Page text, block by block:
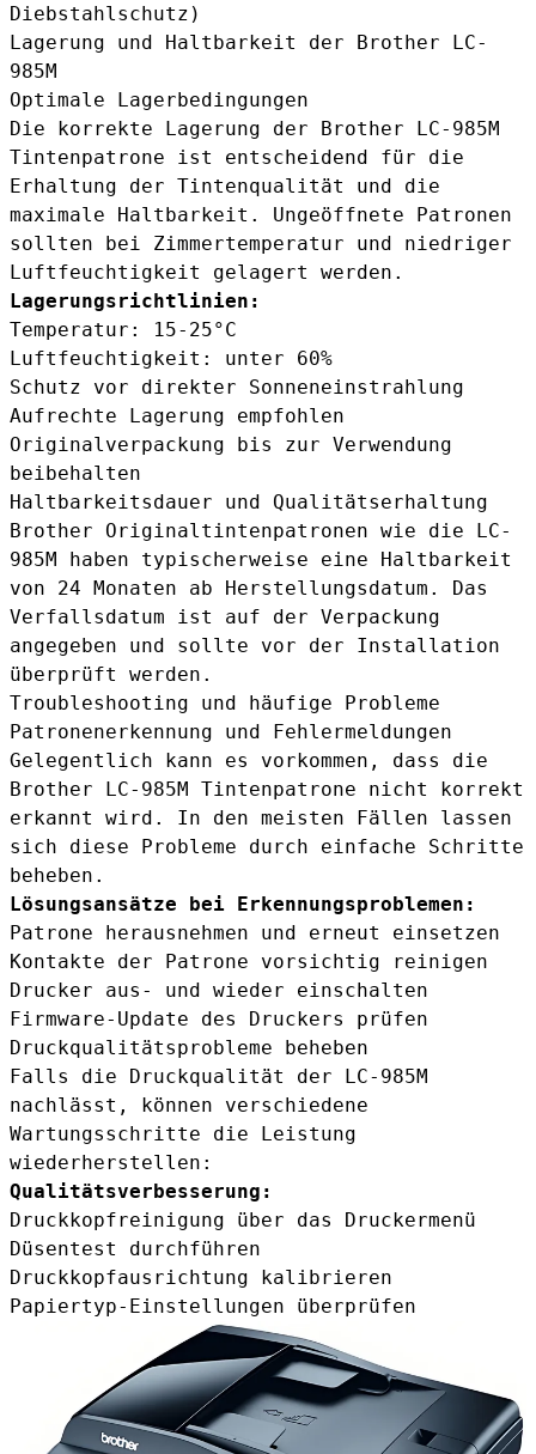
Diebstahlschutz)
Lagerung und Haltbarkeit der Brother LC-
985M
Optimale Lagerbedingungen
Die korrekte Lagerung der Brother LC-985M
Tintenpatrone ist entscheidend für die
Erhaltung der Tintenqualität und die
maximale Haltbarkeit. Ungeöffnete Patronen
sollten bei Zimmertemperatur und niedriger
Luftfeuchtigkeit gelagert werden.
Lagerungsrichtlinien:
Temperatur: 15-25°C
Luftfeuchtigkeit: unter 60%
Schutz vor direkter Sonneneinstrahlung
Aufrechte Lagerung empfohlen
Originalverpackung bis zur Verwendung
beibehalten
Haltbarkeitsdauer und Qualitätserhaltung
Brother Originaltintenpatronen wie die LC-
985M haben typischerweise eine Haltbarkeit
von 24 Monaten ab Herstellungsdatum. Das
Verfallsdatum ist auf der Verpackung
angegeben und sollte vor der Installation
überprüft werden.
Troubleshooting und häufige Probleme
Patronenerkennung und Fehlermeldungen
Gelegentlich kann es vorkommen, dass die
Brother LC-985M Tintenpatrone nicht korrekt
erkannt wird. In den meisten Fällen lassen
sich diese Probleme durch einfache Schritte
beheben.
Lösungsansätze bei Erkennungsproblemen:
Patrone herausnehmen und erneut einsetzen
Kontakte der Patrone vorsichtig reinigen
Drucker aus- und wieder einschalten
Firmware-Update des Druckers prüfen
Druckqualitätsprobleme beheben
Falls die Druckqualität der LC-985M
nachlässt, können verschiedene
Wartungsschritte die Leistung
wiederherstellen:
Qualitätsverbesserung:
Druckkopfreinigung über das Druckermenü
Düsentest durchführen
Druckkopfausrichtung kalibrieren
Papiertyp-Einstellungen überprüfen